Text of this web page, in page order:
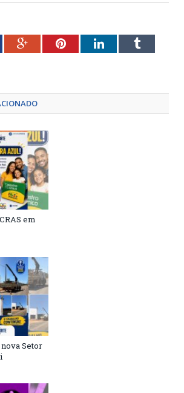
Google+PinterestLinkedInTumblr
em
Setor